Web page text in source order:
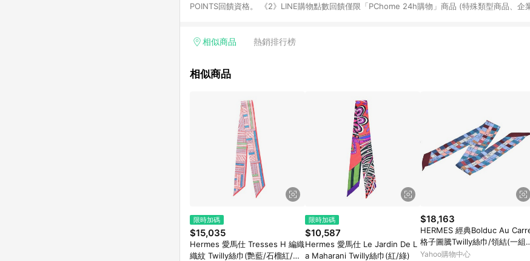
POINTS回饋資格。 《2》LINE購物點數回饋僅限「PChome 24h購物」商品 (特殊類型商品、企
PChome儲值商品、企業專區/企業採購、部分指定商品 - 下載軟體、奶粉/副食品、電腦軟體、
商家訂單頁面標示「LINE回饋」，若無此標示則 不符合回饋LINE POINTS點數資格亦不得使用點
並依訂單成立時間當下LINE購物所設定的回饋機制為準。 《8》LINE購物為購物資訊整合性平台
時間差，如顯示之商品規格、顏色、價位、贈品與PChome 24h購物銷售網頁不符，以銷售網頁標
相似商品 熱銷排行榜
相似商品
限時加碼
$15,035
Hermes 愛馬仕 Tresses H 編織
織紋 Twilly絲巾(艷藍/石榴紅/鮭
限時加碼
$10,587
Hermes 愛馬仕 Le Jardin De L
a Maharani Twilly絲巾(紅/綠)
$18,163
HERMES 經典Bolduc Au
格子圖騰Twilly絲巾/領結(一組-
藍色)
Yahoo購物中心